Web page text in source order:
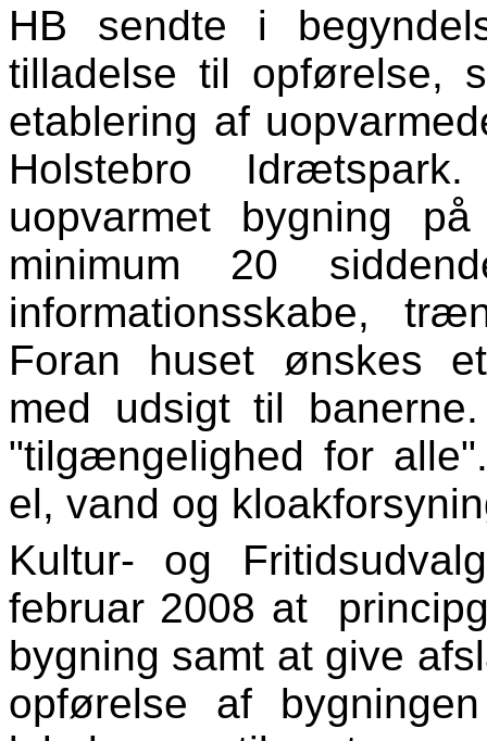
HB sendte i
tilladelse til opførelse,
etablering af
Holstebro
uopvarmet bygning
minimum 20
informationsskabe,
Foran huset ønskes
med udsigt til
"tilgængelighed for
el, vand og
Kultur- og
februar 2008 at
bygning samt at give
opførelse af